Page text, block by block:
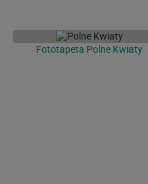
Fototapeta Polne Kwiaty